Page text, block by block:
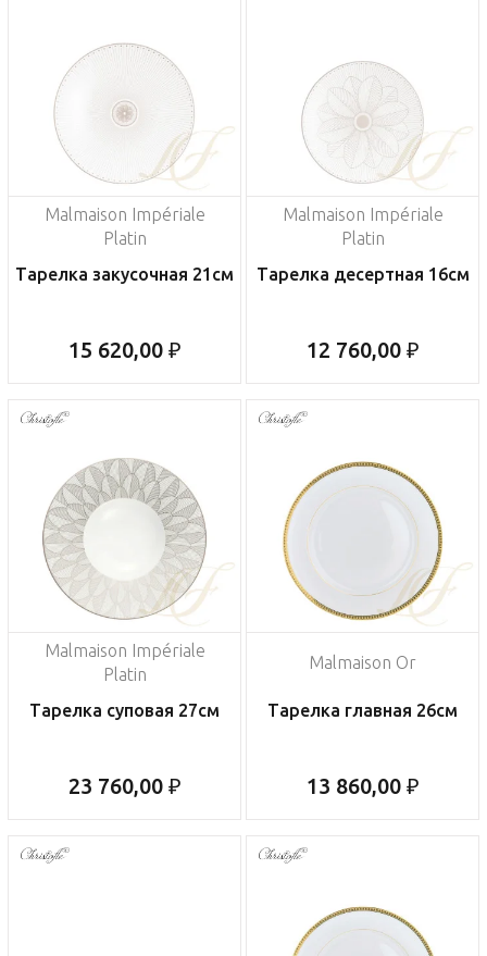
Malmaison Impériale
Platin
Тарелка закусочная 21см
15 620,00 ₽
Malmaison Impériale
Platin
Тарелка десертная 16см
12 760,00 ₽
Malmaison Impériale
Platin
Тарелка суповая 27см
23 760,00 ₽
Malmaison Or
Тарелка главная 26см
13 860,00 ₽